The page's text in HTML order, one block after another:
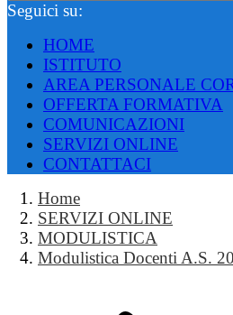
Seguici su:
HOME
ISTITUTO
AREA PERSONALE
OFFERTA FORMATIVA
COMUNICAZIONI
SERVIZI ONLINE
CONTATTACI
Home
SERVIZI ONLINE
MODULISTICA
Modulistica Docenti A.S.